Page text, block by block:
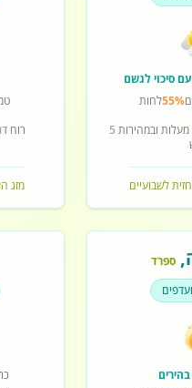
סיכוי לגשם
55%לחות
מעלות ובמהירות 5
לשבועיים
רוח
מזג
,ספרד